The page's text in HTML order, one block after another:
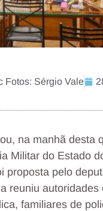
Fotos: Sérgio Vale
na manhã desta
Militar do Estado
proposta pelo
reuniu
familiares de